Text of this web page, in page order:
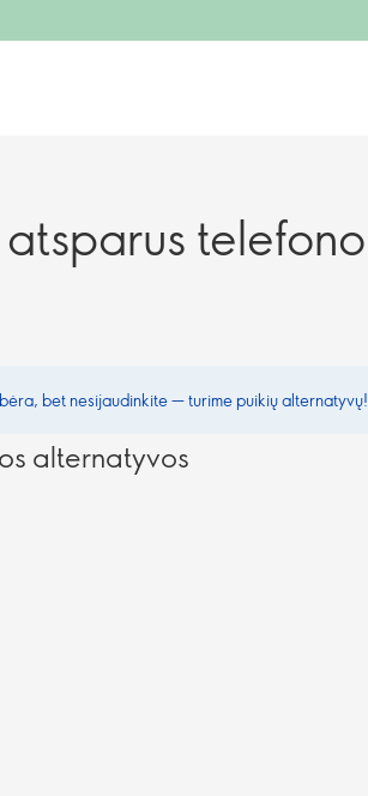
telefono
bet nesijaudinkite — turime puikių alternatyvų!
alternatyvos